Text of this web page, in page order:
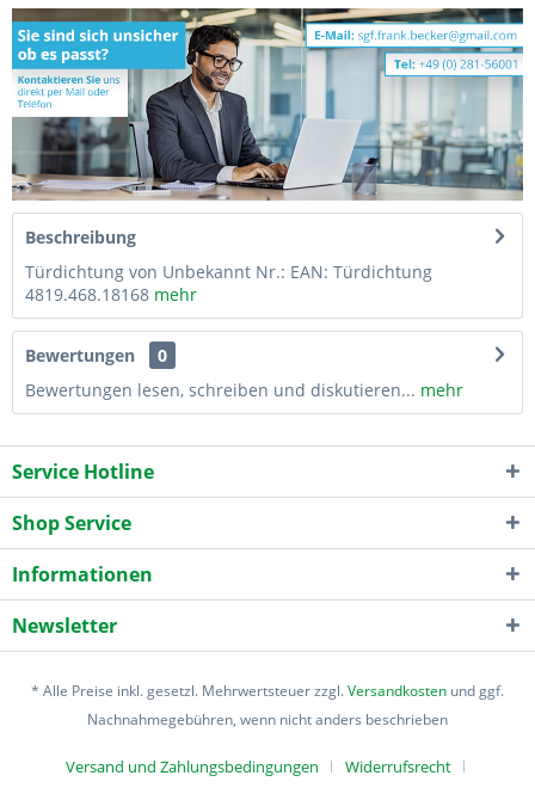
Beschreibung
Türdichtung von Unbekannt Nr.: EAN: Türdichtung
4819.468.18168 mehr
Bewertungen
0
Bewertungen lesen, schreiben und diskutieren... mehr
Service Hotline
Shop Service
Informationen
Newsletter
* Alle Preise inkl. gesetzl. Mehrwertsteuer zzgl.Versandkosten und ggf.
Nachnahmegebühren, wenn nicht anders beschrieben
Versand und Zahlungsbedingungen Widerrufsrecht